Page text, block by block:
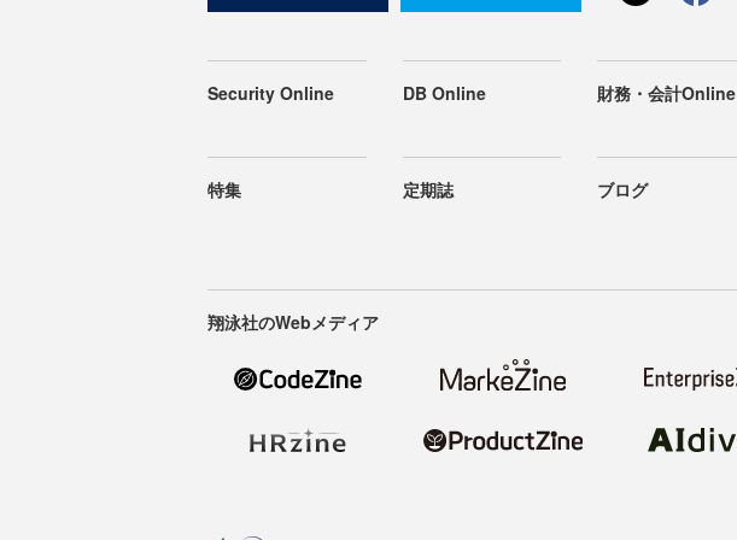
Security Online DB Online 財務・会計Online
特集 定期誌 ブログ
翔泳社のWebメディア